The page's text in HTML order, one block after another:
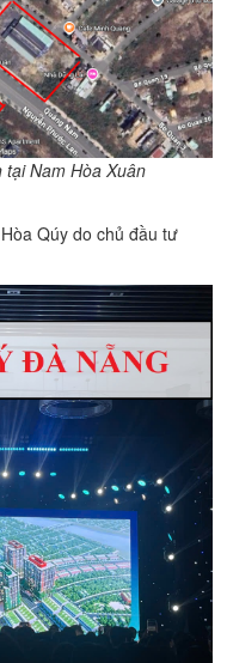
Nam Hòa Xuân
Qúy do chủ đầu tư